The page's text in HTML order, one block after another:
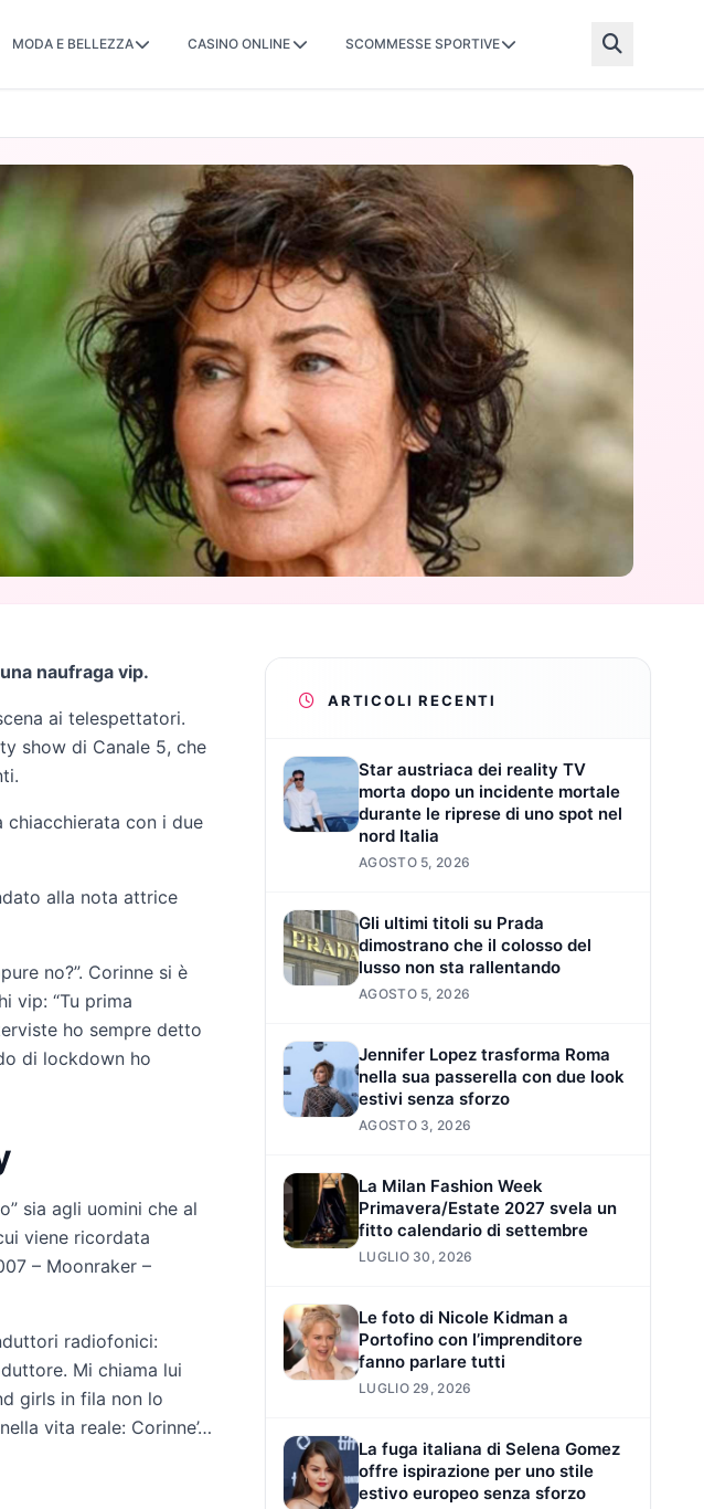
MODA E BELLEZZA CASINO ONLINE SCOMMESSE SPORTIVE
naufraga vip.
ai telespettatori.
show di Canale 5, che
chiacchierata con i due
alla nota attrice
no?”. Corinne si è
vip: “Tu prima
ho sempre detto
di lockdown ho
sia agli uomini che al
viene ricordata
– Moonraker –
radiofonici:
Mi chiama lui
girls in fila non lo
vita reale: Corinne’…
ARTICOLI RECENTI
Star austriaca dei reality TV
morta dopo un incidente mortale
durante le riprese di uno spot nel
nord Italia
AGOSTO 5, 2026
Gli ultimi titoli su Prada
dimostrano che il colosso del
lusso non sta rallentando
AGOSTO 5, 2026
Jennifer Lopez trasforma Roma
nella sua passerella con due look
estivi senza sforzo
AGOSTO 3, 2026
La Milan Fashion Week
Primavera/Estate 2027 svela un
fitto calendario di settembre
LUGLIO 30, 2026
Le foto di Nicole Kidman a
Portofino con l’imprenditore
fanno parlare tutti
LUGLIO 29, 2026
La fuga italiana di Selena Gomez
offre ispirazione per uno stile
estivo europeo senza sforzo